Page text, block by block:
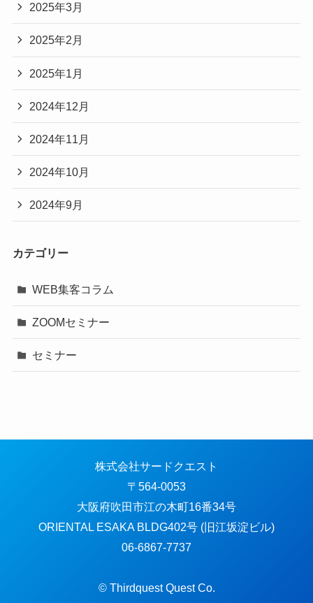
2025年3月
2025年2月
2025年1月
2024年12月
2024年11月
2024年10月
2024年9月
カテゴリー
WEB集客コラム
ZOOMセミナー
セミナー
株式会社サードクエスト
〒564-0053
大阪府吹田市江の木町16番34号
ORIENTAL ESAKA BLDG402号 (旧江坂淀ビル)
06-6867-7737
© Thirdquest Quest Co.